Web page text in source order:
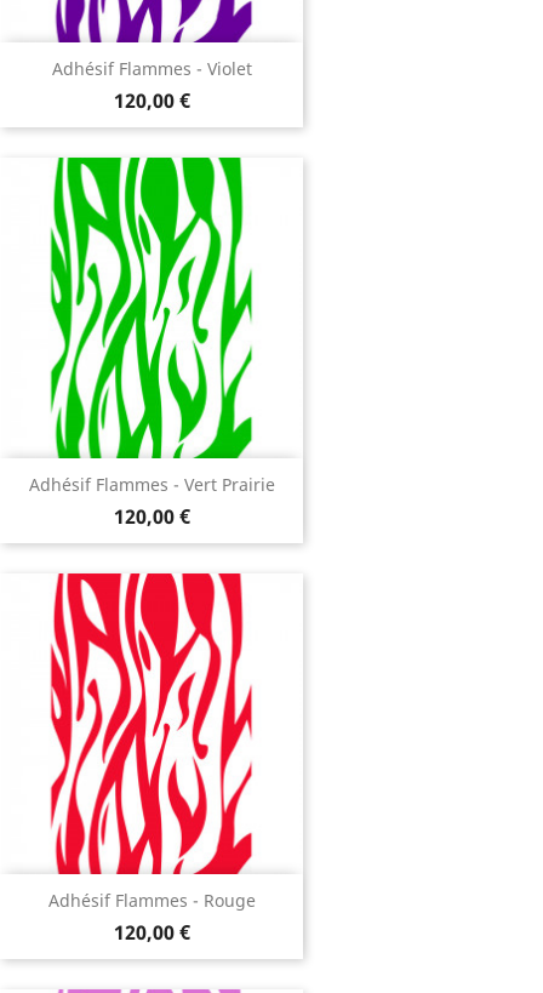
Adhésif Flammes - Violet
120,00 €
Adhésif Flammes - Vert Prairie
120,00 €
Adhésif Flammes - Rouge
120,00 €